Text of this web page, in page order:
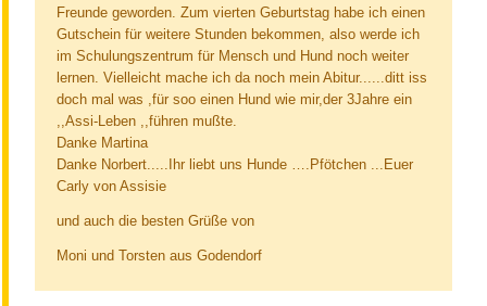
Freunde geworden. Zum vierten Geburtstag habe ich einen
Gutschein für weitere Stunden bekommen, also werde ich
im Schulungszentrum für Mensch und Hund noch weiter
lernen. Vielleicht mache ich da noch mein Abitur......ditt iss
doch mal was ,für soo einen Hund wie mir,der 3Jahre ein
,,Assi-Leben ,,führen mußte.
Danke Martina
Danke Norbert.....Ihr liebt uns Hunde ….Pfötchen ...Euer
Carly von Assisie
und auch die besten Grüße von
Moni und Torsten aus Godendorf